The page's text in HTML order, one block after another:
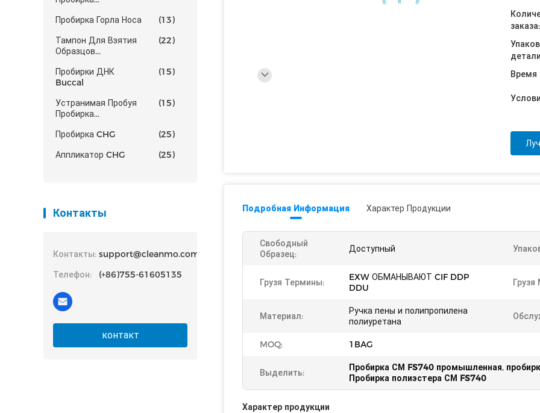
Пробирка Горла Носа
(13)
Тампон Для Взятия
Образцов...
(22)
Пробирки ДНК
Buccal
(15)
Устранимая Пробуя
Пробирка...
(15)
Пробирка CHG
(25)
Аппликатор CHG
(25)
Контакты
Контакты: support@cleanmo.com
Телефон:
(+86)755-61605135
контакт
заказа:
Время
Подробная Информация Характер Продукции
Свободный
Образец:
Доступный
Грузя Термины:
EXW ОБМАНЫВАЮТ CIF DDP
DDU
Материал:
Ручка пены и полипропилена
полиуретана
MOQ: 1BAG
Выделить: Пробирка СМ FS740 промышленная,
Пробирка полиэстера СМ FS740
Характер продукции